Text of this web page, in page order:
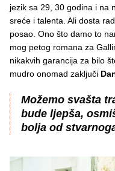
jezik sa 29, 30 godina i na
sreće i talenta. Ali dosta
posao. Ono što damo to
mog petog romana za
nikakvih garancija za bilo
mudro onomad zaključi
Možemo svašta
bude ljepša,
bolja od